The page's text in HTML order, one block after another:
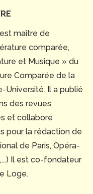
maître de
comparée,
et Musique » du
Comparée de la
Université. Il a publié
des revues
et collabore
pour la rédaction de
de Paris, Opéra-
Il est co-fondateur
Loge.